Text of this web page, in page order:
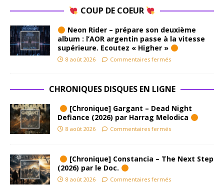
COUP DE COEUR
Neon Rider – prépare son deuxième
album : l’AOR argentin passe à la vitesse
supérieure. Ecoutez « Higher »
8 août 2026 Commentaires fermés
CHRONIQUES DISQUES EN LIGNE
[Chronique] Gargant – Dead Night
Defiance (2026) par Harrag Melodica
8 août 2026 Commentaires fermés
[Chronique] Constancia – The Next Step
(2026) par le Doc.
8 août 2026 Commentaires fermés